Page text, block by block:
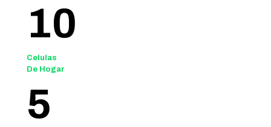
10
Celulas
De Hogar
5